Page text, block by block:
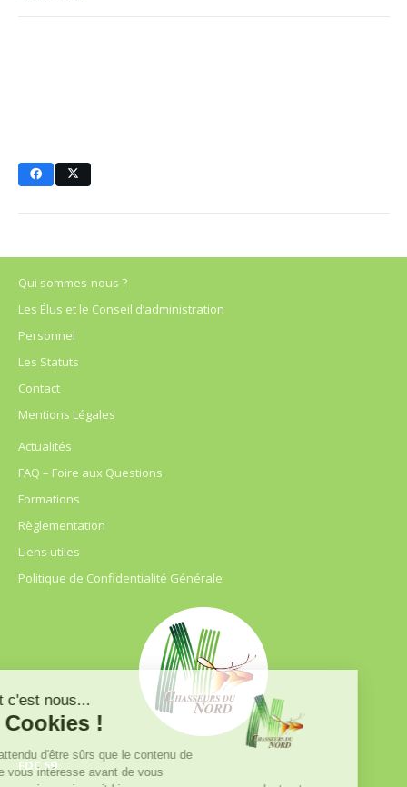
Qui sommes-nous ?
Les Élus et le Conseil d’administration
Personnel
Les Statuts
Contact
Mentions Légales
Actualités
FAQ – Foire aux Questions
Formations
Règlementation
Liens utiles
Politique de Confidentialité Générale
FDC 59